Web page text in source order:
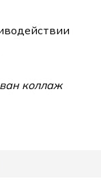
коллаж